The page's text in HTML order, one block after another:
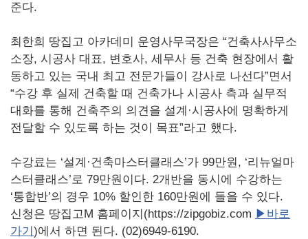
준다.
최한희 땅집고 아카데미 운영사무국장은 “건축사사무소
소장, 시공사 대표, 변호사, 세무사 등 건축 현장에서 활
동하고 있는 국내 최고 전문가들이 강사로 나선다”면서
“수강 후 실제 건축할 때 건축가나 시공사 측과 실무적
대화를 통해 건축주의 의견을 설계·시공사에 명확하게
전달할 수 있도록 하는 것이 목표”라고 했다.
수강료는 ‘설계·건축마스터클래스’가 99만원, ‘리뉴얼마
스터클래스’로 79만원이다. 2개반을 동시에 수강하는
‘통합반’의 경우 10% 할인한 160만원에 들을 수 있다.
신청은 땅집고M 홈페이지(https://zipgobiz.com ▶바로
가기 )에서 하면 된다. (02)6949-6190.